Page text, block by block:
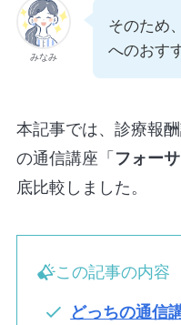
みなみ
そのため
へのおす
本記事では、診療報
の通信講座「 フォー
底比較しました。
この記事の内容
どっちの通信